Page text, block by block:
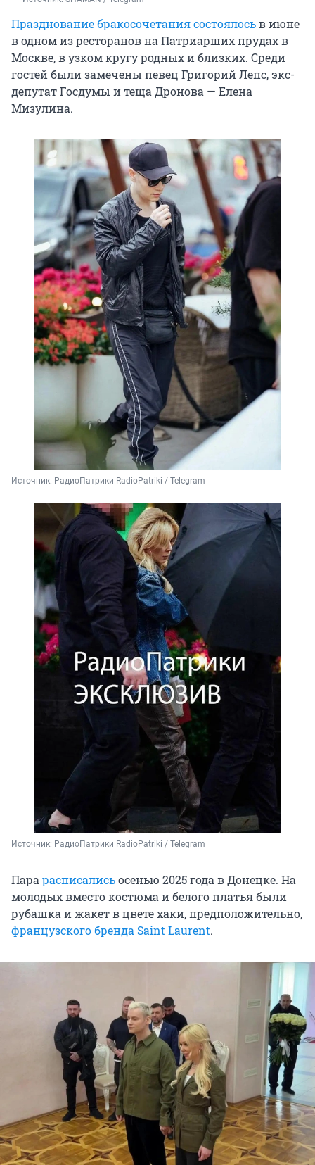
Празднование бракосочетания состоялосьв июне
в одном из ресторанов на Патриарших прудах в
Москве, в узком кругу родных и близких. Среди
гостей были замечены певец Григорий Лепс, экс-
депутат Госдумы и теща Дронова — Елена
Мизулина.
Источник: РадиоПатрики RadioPatriki / Telegram
Источник: РадиоПатрики RadioPatriki / Telegram
Пара расписалисьосенью 2025 года в Донецке. На
молодых вместо костюма и белого платья были
рубашка и жакет в цвете хаки, предположительно,
французского бренда Saint Laurent.